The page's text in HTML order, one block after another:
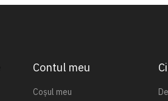
Contul meu
Coșul meu